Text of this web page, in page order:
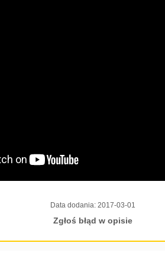
Data dodania: 2017-03-01
Zgłoś błąd w opisie